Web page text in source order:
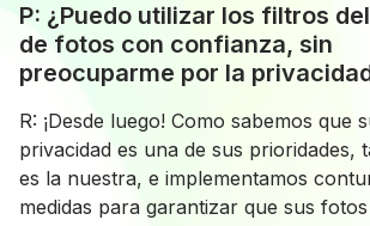
P: ¿Puedo utilizar los filtros
de fotos con confianza, sin
preocuparme por la
R: ¡Desde luego! Como sabemos que
privacidad es una de sus prioridades,
es la nuestra, e implementamos
medidas para garantizar que sus fotos